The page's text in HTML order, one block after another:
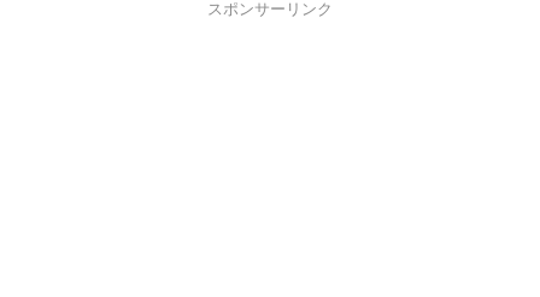
スポンサーリンク